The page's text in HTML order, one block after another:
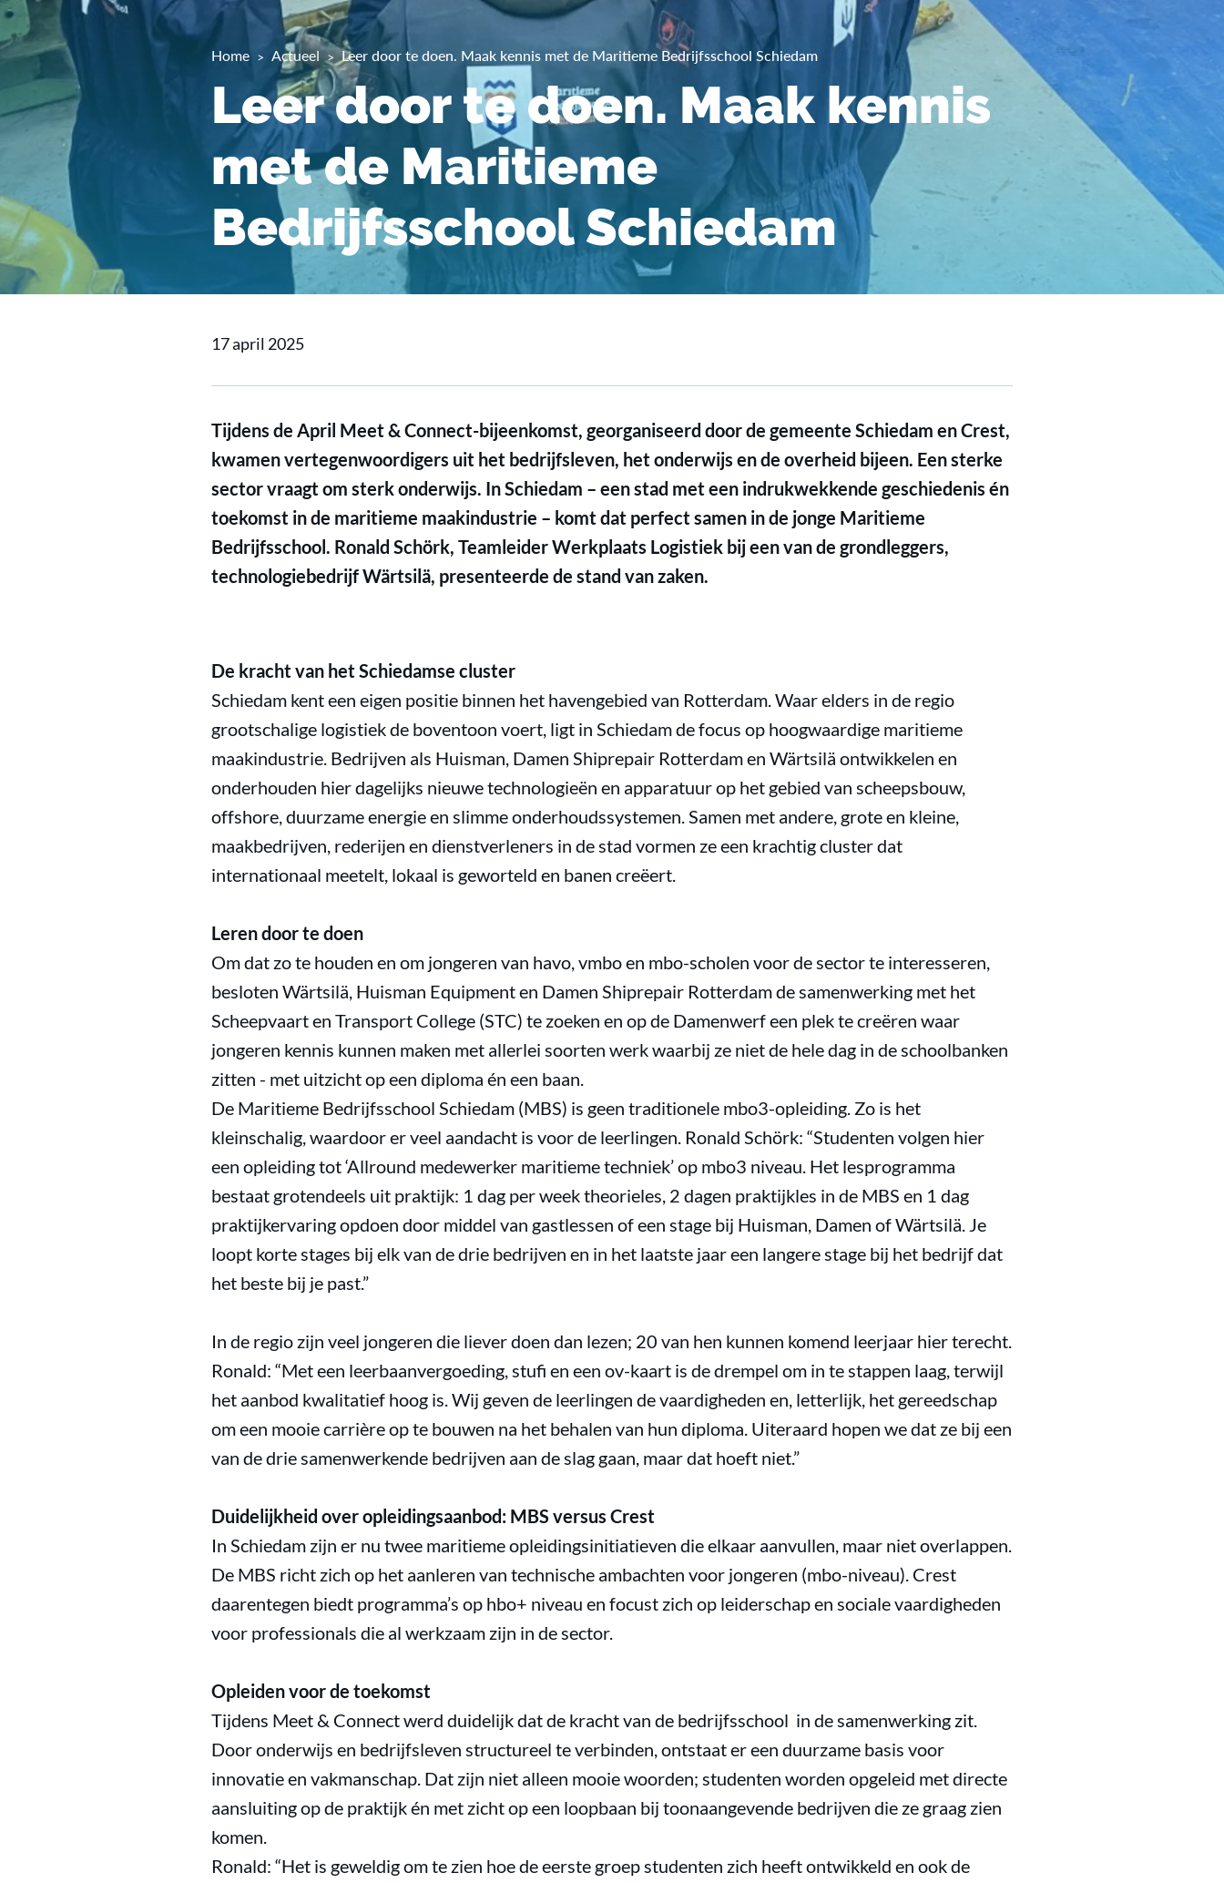
Home Actueel Leer door te doen. Maak kennis met de Maritieme Bedrijfsschool Schiedam
Leer door te doen. Maak kennis
met de Maritieme
Bedrijfsschool Schiedam
17 april 2025
Tijdens de April Meet & Connect-bijeenkomst, georganiseerd door de gemeente Schiedam en Crest,
kwamen vertegenwoordigers uit het bedrijfsleven, het onderwijs en de overheid bijeen. Een sterke
sector vraagt om sterk onderwijs. In Schiedam – een stad met een indrukwekkende geschiedenis én
toekomst in de maritieme maakindustrie – komt dat perfect samen in de jonge Maritieme
Bedrijfsschool. Ronald Schörk, Teamleider Werkplaats Logistiek bij een van de grondleggers,
technologiebedrijf Wärtsilä, presenteerde de stand van zaken.
De kracht van het Schiedamse cluster
Schiedam kent een eigen positie binnen het havengebied van Rotterdam. Waar elders in de regio
grootschalige logistiek de boventoon voert, ligt in Schiedam de focus op hoogwaardige maritieme
maakindustrie. Bedrijven als Huisman, Damen Shiprepair Rotterdam en Wärtsilä ontwikkelen en
onderhouden hier dagelijks nieuwe technologieën en apparatuur op het gebied van scheepsbouw,
offshore, duurzame energie en slimme onderhoudssystemen. Samen met andere, grote en kleine,
maakbedrijven, rederijen en dienstverleners in de stad vormen ze een krachtig cluster dat
internationaal meetelt, lokaal is geworteld en banen creëert.
Leren door te doen
Om dat zo te houden en om jongeren van havo, vmbo en mbo-scholen voor de sector te interesseren,
besloten Wärtsilä, Huisman Equipment en Damen Shiprepair Rotterdam de samenwerking met het
Scheepvaart en Transport College (STC) te zoeken en op de Damenwerf een plek te creëren waar
jongeren kennis kunnen maken met allerlei soorten werk waarbij ze niet de hele dag in de schoolbanken
zitten - met uitzicht op een diploma én een baan.
De Maritieme Bedrijfsschool Schiedam (MBS) is geen traditionele mbo3-opleiding. Zo is het
kleinschalig, waardoor er veel aandacht is voor de leerlingen. Ronald Schörk: “Studenten volgen hier
een opleiding tot ‘Allround medewerker maritieme techniek’ op mbo3 niveau. Het lesprogramma
bestaat grotendeels uit praktijk: 1 dag per week theorieles, 2 dagen praktijkles in de MBS en 1 dag
praktijkervaring opdoen door middel van gastlessen of een stage bij Huisman, Damen of Wärtsilä. Je
loopt korte stages bij elk van de drie bedrijven en in het laatste jaar een langere stage bij het bedrijf dat
het beste bij je past.”
In de regio zijn veel jongeren die liever doen dan lezen; 20 van hen kunnen komend leerjaar hier terecht.
Ronald: “Met een leerbaanvergoeding, stufi en een ov-kaart is de drempel om in te stappen laag, terwijl
het aanbod kwalitatief hoog is. Wij geven de leerlingen de vaardigheden en, letterlijk, het gereedschap
om een mooie carrière op te bouwen na het behalen van hun diploma. Uiteraard hopen we dat ze bij een
van de drie samenwerkende bedrijven aan de slag gaan, maar dat hoeft niet.”
Duidelijkheid over opleidingsaanbod: MBS versus Crest
In Schiedam zijn er nu twee maritieme opleidingsinitiatieven die elkaar aanvullen, maar niet overlappen.
De MBS richt zich op het aanleren van technische ambachten voor jongeren (mbo-niveau). Crest
daarentegen biedt programma’s op hbo+ niveau en focust zich op leiderschap en sociale vaardigheden
voor professionals die al werkzaam zijn in de sector.
Opleiden voor de toekomst
Tijdens Meet & Connect werd duidelijk dat de kracht van de bedrijfsschool in de samenwerking zit.
Door onderwijs en bedrijfsleven structureel te verbinden, ontstaat er een duurzame basis voor
innovatie en vakmanschap. Dat zijn niet alleen mooie woorden; studenten worden opgeleid met directe
aansluiting op de praktijk én met zicht op een loopbaan bij toonaangevende bedrijven die ze graag zien
komen.
Ronald: “Het is geweldig om te zien hoe de eerste groep studenten zich heeft ontwikkeld en ook de